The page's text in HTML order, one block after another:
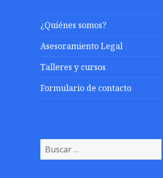
¿Quiénes somos?
Asesoramiento Legal
Talleres y cursos
Formulario de contacto
Buscar: